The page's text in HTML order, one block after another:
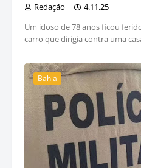
Redação
4.11.25
Um idoso de 78 anos ficou
carro que dirigia contra uma
Bahia